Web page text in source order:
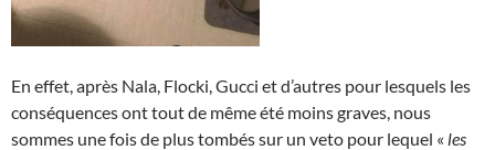
En effet, après Nala, Flocki, Gucci et d’autres pour lesquels les
conséquences ont tout de même été moins graves, nous
sommes une fois de plus tombés sur un veto pour lequel « les